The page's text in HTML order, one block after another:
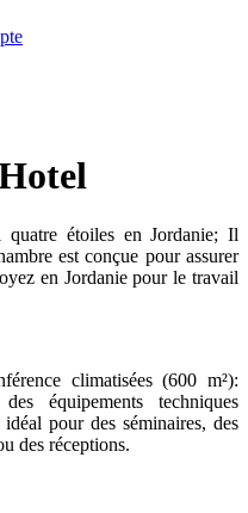
étoiles en Jordanie; Il
est conçue pour assurer
en Jordanie pour le travail
climatisées (600 m²):
équipements techniques
pour des séminaires, des
des réceptions.